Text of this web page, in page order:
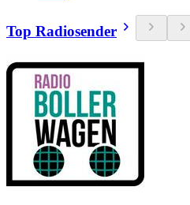
Top Radiosender